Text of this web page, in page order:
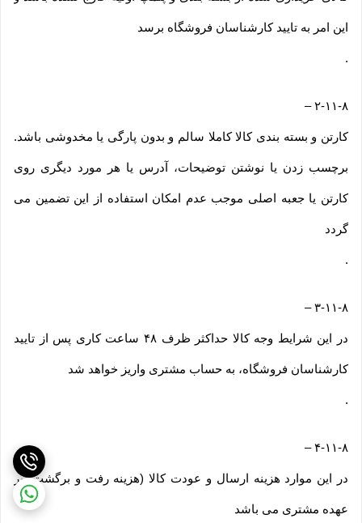
این امر به تایید کارشناسان فروشگاه برسد
.
۲-۱۱-۸–
کارتن و بسته بندی کالا کاملا سالم و بدون پارگی یا مخدوشی باشد.
برچسب زدن یا نوشتن توضیحات، آدرس یا هر مورد دیگری روی
کارتن یا جعبه اصلی موجب عدم امکان استفاده از این تضمین می
گردد
.
۳-۱۱-۸–
در این شرایط وجه کالا حداکثر ظرف ۴۸ ساعت کاری پس از تایید
کارشناسان فروشگاه، به حساب مشتری واریز خواهد شد
.
۴-۱۱-۸–
در این موارد هزینه ارسال و عودت کالا (هزینه رفت و برگشت) بر
عهده مشتری می باشد